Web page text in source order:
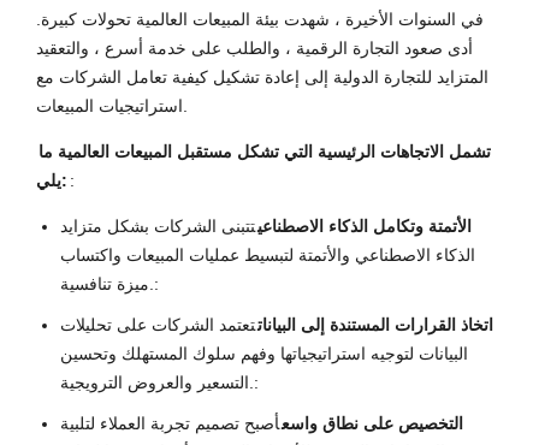
في السنوات الأخيرة ، شهدت بيئة المبيعات العالمية تحولات كبيرة.
أدى صعود التجارة الرقمية ، والطلب على خدمة أسرع ، والتعقيد
المتزايد للتجارة الدولية إلى إعادة تشكيل كيفية تعامل الشركات مع
استراتيجيات المبيعات.
تشمل الاتجاهات الرئيسية التي تشكل مستقبل المبيعات العالمية ما
يلي: :
الأتمتة وتكامل الذكاء الاصطناعيتتبنى الشركات بشكل متزايد
الذكاء الاصطناعي والأتمتة لتبسيط عمليات المبيعات واكتساب
ميزة تنافسية.:
اتخاذ القرارات المستندة إلى البياناتتعتمد الشركات على تحليلات
البيانات لتوجيه استراتيجياتها وفهم سلوك المستهلك وتحسين
التسعير والعروض الترويجية.:
التخصيص على نطاق واسعأصبح تصميم تجربة العملاء لتلبية